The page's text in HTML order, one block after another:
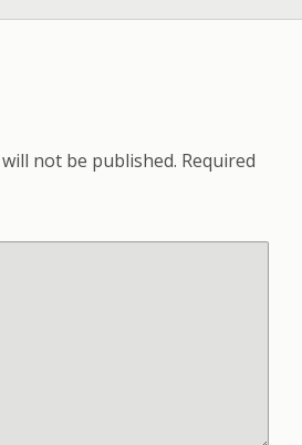
not be published. Required